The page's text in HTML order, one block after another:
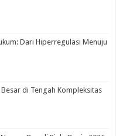
Dari Hiperregulasi Menuju
Besar di Tengah Kompleksitas